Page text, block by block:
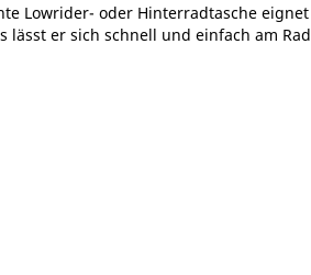
Lowrider- oder Hinterradtasche eignet
lässt er sich schnell und einfach am Rad